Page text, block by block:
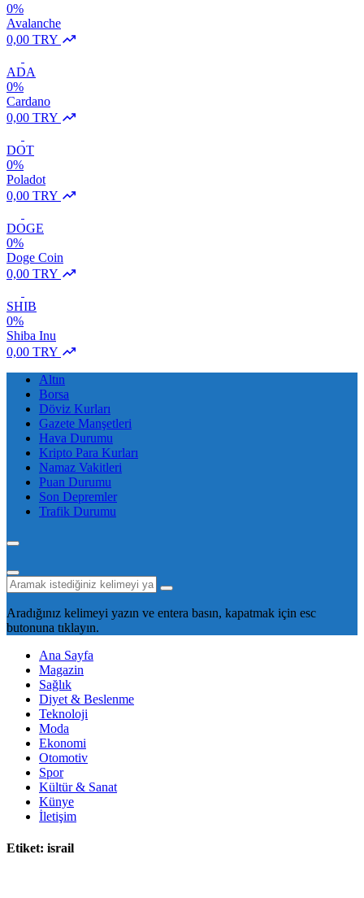
0%
Avalanche
0,00 TRY
ADA
0%
Cardano
0,00 TRY
DOT
0%
Poladot
0,00 TRY
DOGE
0%
Doge Coin
0,00 TRY
SHIB
0%
Shiba Inu
0,00 TRY
Altın
Borsa
Döviz Kurları
Gazete Manşetleri
Hava Durumu
Kripto Para Kurları
Namaz Vakitleri
Puan Durumu
Son Depremler
Trafik Durumu
Aradığınız kelimeyi yazın ve entera basın, kapatmak için esc
butonuna tıklayın.
Ana Sayfa
Magazin
Sağlık
Diyet & Beslenme
Teknoloji
Moda
Ekonomi
Otomotiv
Spor
Kültür & Sanat
Künye
İletişim
Etiket: israil